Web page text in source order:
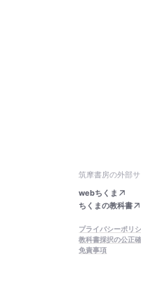
筑摩書房の外部
webちくま
ちくまの教科書
プライバシーポリ
教科書採択の公正
免責事項